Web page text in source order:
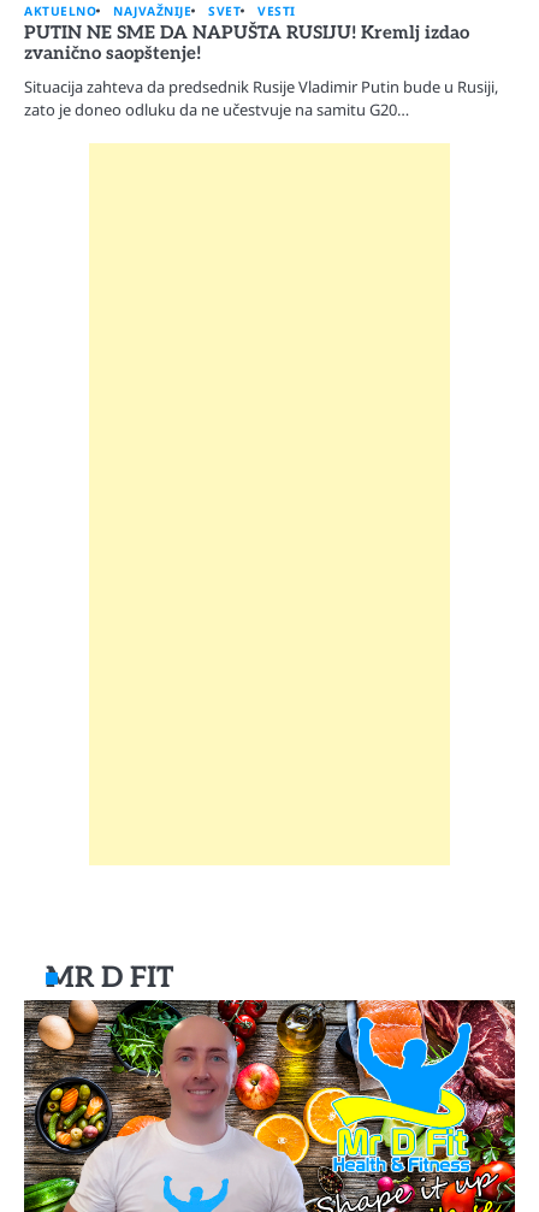
AKTUELNO NAJVAŽNIJE SVET VESTI
PUTIN NE SME DA NAPUŠTA RUSIJU! Kremlj izdao
zvanično saopštenje!
Situacija zahteva da predsednik Rusije Vladimir Putin bude u Rusiji,
zato je doneo odluku da ne učestvuje na samitu G20…
MR D FIT